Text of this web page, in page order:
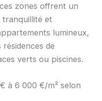
zones offrent un
et
lumineux,
résidences de
verts ou piscines.
à 6 000 €/m² selon